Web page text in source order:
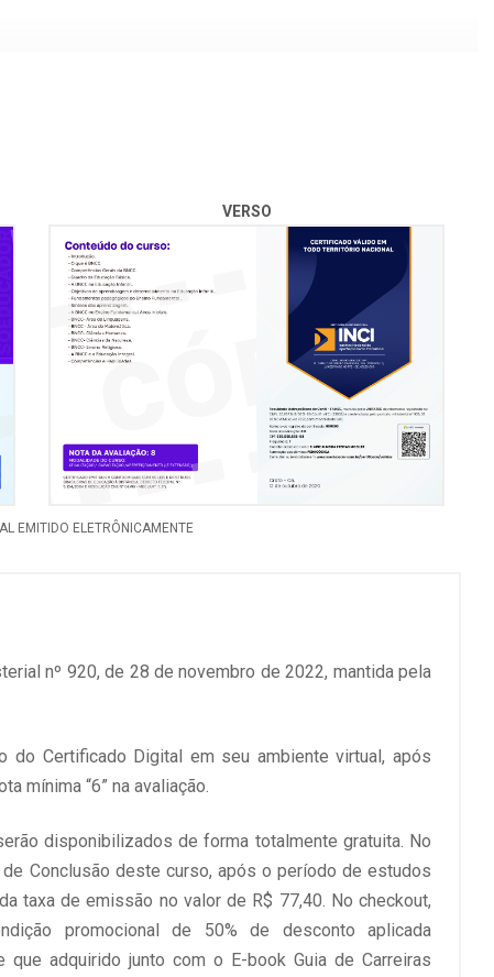
VERSO
EMITIDO ELETRÔNICAMENTE
nº 920, de 28 de novembro de 2022, mantida pela
do Certificado Digital em seu ambiente virtual, após
mínima “6” na avaliação.
disponibilizados de forma totalmente gratuita. No
Conclusão deste curso, após o período de estudos
taxa de emissão no valor de R$ 77,40. No checkout,
promocional de 50% de desconto aplicada
que adquirido junto com o E-book Guia de Carreiras